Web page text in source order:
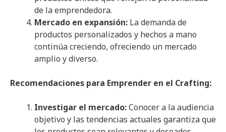
de la emprendedora.
Mercado en expansión: La demanda de
productos personalizados y hechos a mano
continúa creciendo, ofreciendo un mercado
amplio y diverso.
Recomendaciones para Emprender en el Crafting:
Investigar el mercado:Conocer a la audiencia
objetivo y las tendencias actuales garantiza que